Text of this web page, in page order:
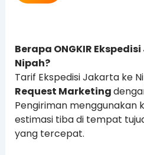
Berapa ONGKIR
Nipah?
Tarif Ekspedisi Jakarta ke
Request Marketing
Pengiriman menggunakan
estimasi tiba di tempat
yang tercepat.